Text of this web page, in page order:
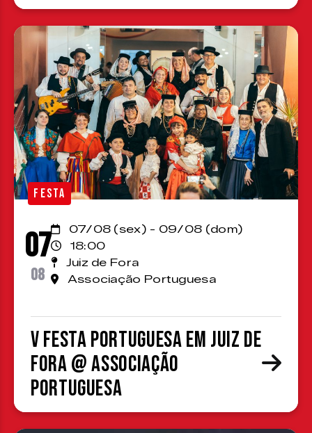
FESTA
07
08
07/08 (sex) - 09/08 (dom)
18:00
Juiz de Fora
Associação Portuguesa
V Festa Portuguesa em Juiz de
Fora @ Associação
Portuguesa